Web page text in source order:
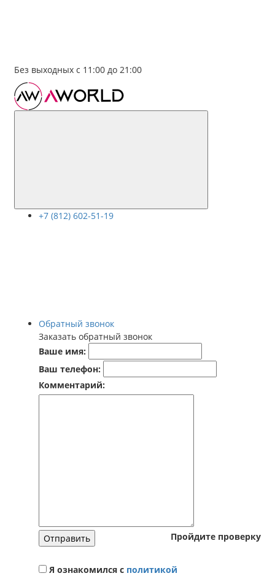
Без выходных с 11:00 до 21:00
+7 (812) 602-51-19
Обратный звонок
Заказать обратный звонок
Ваше имя:
Ваш телефон:
Комментарий:
Пройдите проверку
Отправить
Я ознакомился с политикой